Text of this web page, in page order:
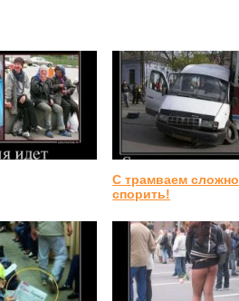
С трамваем сложно
спорить!